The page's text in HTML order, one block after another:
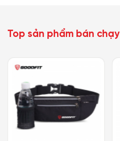
Top sản phẩm bán chạy